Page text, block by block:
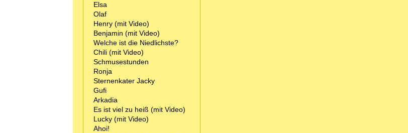
Elsa
Olaf
Henry (mit Video)
Benjamin (mit Video)
Welche ist die Niedlichste?
Chili (mit Video)
Schmusestunden
Ronja
Sternenkater Jacky
Gufi
Arkadia
Es ist viel zu heiß (mit Video)
Lucky (mit Video)
Ahoi!